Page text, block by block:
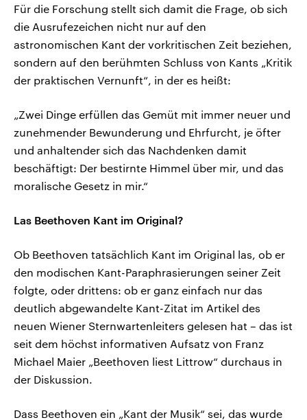
Für die Forschung stellt sich damit die Frage, ob sich
die Ausrufezeichen nicht nur auf den
astronomischen Kant der vorkritischen Zeit beziehen,
sondern auf den berühmten Schluss von Kants „Kritik
der praktischen Vernunft“, in der es heißt:
„Zwei Dinge erfüllen das Gemüt mit immer neuer und
zunehmender Bewunderung und Ehrfurcht, je öfter
und anhaltender sich das Nachdenken damit
beschäftigt: Der bestirnte Himmel über mir, und das
moralische Gesetz in mir.“
Las Beethoven Kant im Original?
Ob Beethoven tatsächlich Kant im Original las, ob er
den modischen Kant-Paraphrasierungen seiner Zeit
folgte, oder drittens: ob er ganz einfach nur das
deutlich abgewandelte Kant-Zitat im Artikel des
neuen Wiener Sternwartenleiters gelesen hat – das ist
seit dem höchst informativen Aufsatz von Franz
Michael Maier „Beethoven liest Littrow“ durchaus in
der Diskussion.
Dass Beethoven ein „Kant der Musik“ sei, das wurde